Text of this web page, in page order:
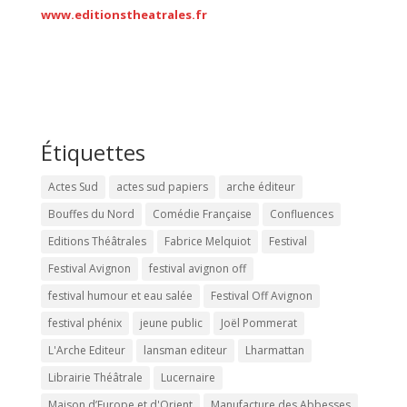
www.editionstheatrales.fr
Étiquettes
Actes Sud actes sud papiers
arche éditeur
Bouffes du Nord
Comédie Française
Confluences
Editions Théâtrales
Fabrice Melquiot
Festival
Festival Avignon
festival avignon off
festival humour et eau salée
Festival Off Avignon
festival phénix
jeune public
Joël Pommerat
L'Arche Editeur
lansman editeur
Lharmattan
Librairie Théâtrale
Lucernaire